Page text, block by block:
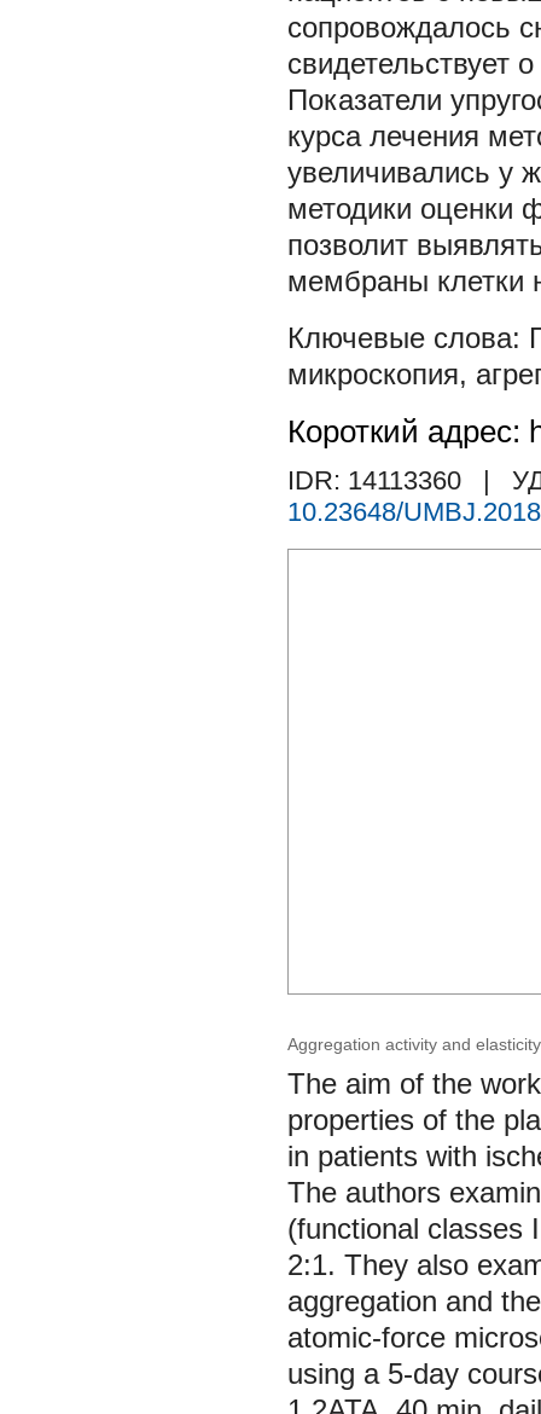
сопровождалось
свидетельствует
Показатели
курса лечения
увеличивались у
методики оценки
позволит
мембраны клетки
микроскопия,
Короткий адрес:
IDR: 14113360
|
10.23648/
Aggregation activity and
The aim of the
properties of the
in patients with
The authors
(functional classes
2:1. They also
aggregation and
atomic-force
using a 5-day